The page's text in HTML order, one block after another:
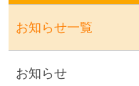
お知らせ一覧
お知らせ